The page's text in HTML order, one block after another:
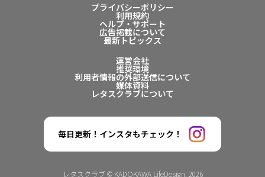
プライバシーポリシー
利用規約
ヘルプ・サポート
広告掲載について
最新トピックス
運営会社
推奨環境
利用者情報の外部送信について
媒体資料
レタスクラブについて
毎日更新！インスタもチェック！
レタスクラブ © KADOKAWA LifeDesign. 2026